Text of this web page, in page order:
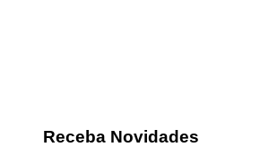
Receba Novidades